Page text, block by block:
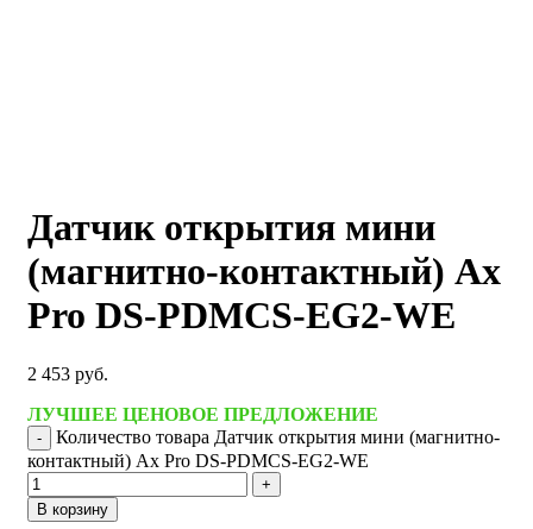
Датчик открытия мини
(магнитно-контактный) Ax
Pro DS-PDMCS-EG2-WE
2 453 руб.
ЛУЧШЕЕ ЦЕНОВОЕ ПРЕДЛОЖЕНИЕ
Количество товара Датчик открытия мини (магнитно-
контактный) Ax Pro DS-PDMCS-EG2-WE
В корзину